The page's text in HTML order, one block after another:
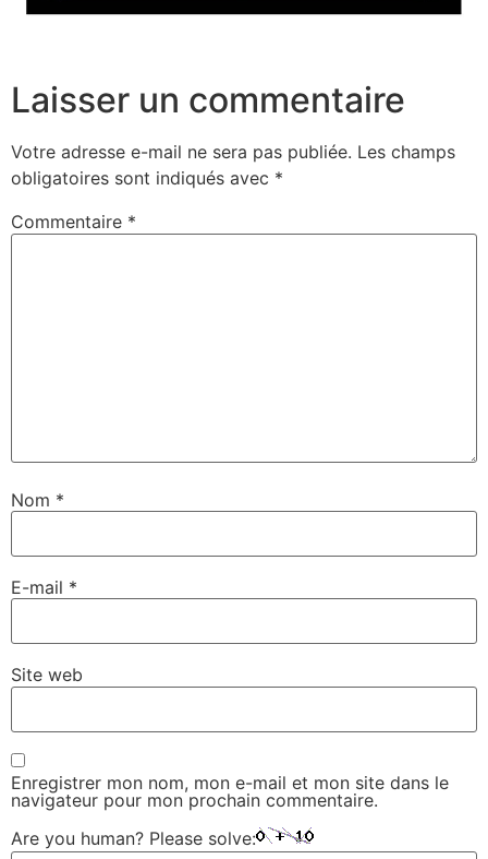
Laisser un commentaire
Votre adresse e-mail ne sera pas publiée. Les champs
obligatoires sont indiqués avec *
Commentaire *
Nom *
E-mail *
Site web
Enregistrer mon nom, mon e-mail et mon site dans le
navigateur pour mon prochain commentaire.
Are you human? Please solve: